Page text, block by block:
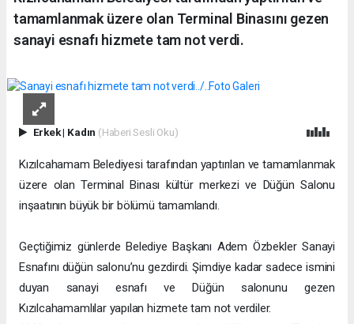
tamamlanmak üzere olan Terminal Binasını gezen
sanayi esnafı hizmete tam not verdi.
Erkek| Kadın (Haberi Sesli Oku)
Kızılcahamam Belediyesi tarafından yaptırılan ve tamamlanmak
üzere olan Terminal Binası kültür merkezi ve Düğün Salonu
inşaatının büyük bir bölümü tamamlandı.
Geçtiğimiz günlerde Belediye Başkanı Adem Özbekler Sanayi
Esnafını düğün salonu’nu gezdirdi. Şimdiye kadar sadece ismini
duyan sanayi esnafı ve Düğün salonunu gezen
Kızılcahamamlılar yapılan hizmete tam not verdiler.